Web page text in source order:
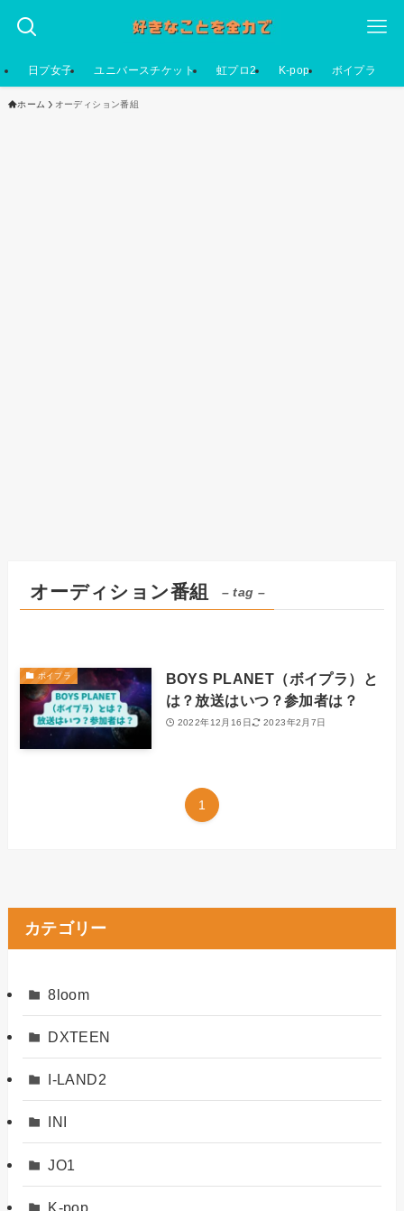
日プ女子 ユニバースチケット 虹プロ2 K-pop ボイプラ
ホーム オーディション番組
オーディション番組 – tag –
ボイプラ
BOYS PLANET（ボイプラ）と
は？放送はいつ？参加者は？
2022年12月16日 2023年2月7日
1
カテゴリー
8loom
DXTEEN
I-LAND2
INI
JO1
K-pop